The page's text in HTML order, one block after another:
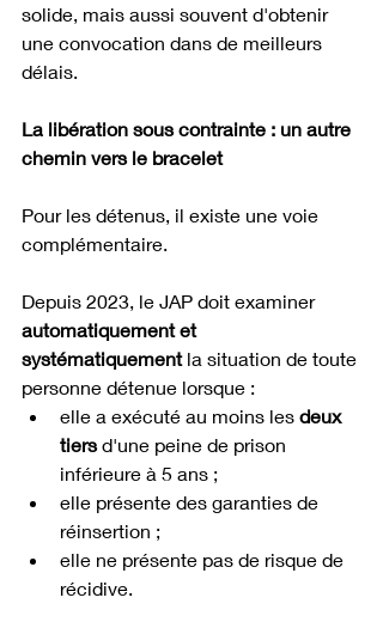
solide, mais aussi souvent d'obtenir
une convocation dans de meilleurs
délais.
La libération sous contrainte : un autre
chemin vers le bracelet
Pour les détenus, il existe une voie
complémentaire.
Depuis 2023, le JAP doit examiner
automatiquement et
systématiquement la situation de toute
personne détenue lorsque :
elle a exécuté au moins les deux
tiers d'une peine de prison
inférieure à 5 ans ;
elle présente des garanties de
réinsertion ;
elle ne présente pas de risque de
récidive.